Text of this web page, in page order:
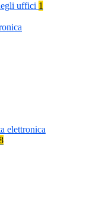
uffici 1
elettronica